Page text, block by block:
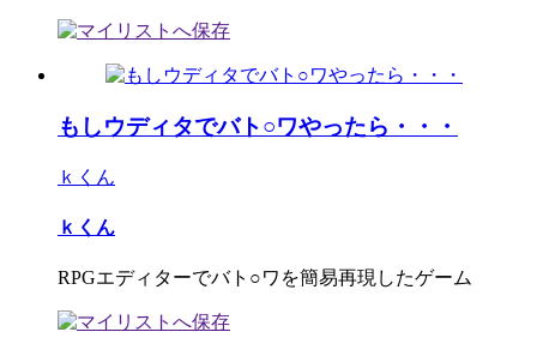
もしウディタでバト○ワやったら・・・
ｋくん
ｋくん
RPGエディターでバト○ワを簡易再現したゲーム